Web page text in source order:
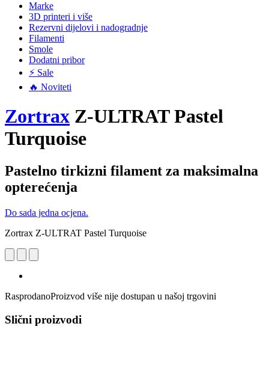
Marke
3D printeri i više
Rezervni dijelovi i nadogradnje
Filamenti
Smole
Dodatni pribor
⚡ Sale
🔥 Noviteti
Zortrax Z-ULTRAT Pastel
Turquoise
Pastelno tirkizni filament za maksimalna
opterećenja
Do sada jedna ocjena.
Zortrax Z-ULTRAT Pastel Turquoise
RasprodanoProizvod više nije dostupan u našoj trgovini
Slični proizvodi